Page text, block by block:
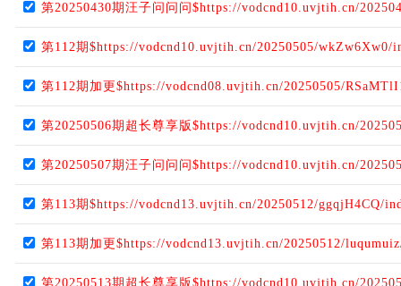
第20250430期汪子问问问$https://vodcnd10.uvjtih.cn/
第112期$https://vodcnd10.uvjtih.cn/20250505/wkZw6Xw0/
第112期加更$https://vodcnd08.uvjtih.cn/20250505/
第20250506期超长尊享版$https://vodcnd10.uvjtih.cn/
第20250507期汪子问问问$https://vodcnd10.uvjtih.cn/
第113期$https://vodcnd13.uvjtih.cn/20250512/ggqjH4CQ/
第113期加更$https://vodcnd13.uvjtih.cn/20250512/
第20250513期超长尊享版$https://vodcnd10.uvjtih.cn/